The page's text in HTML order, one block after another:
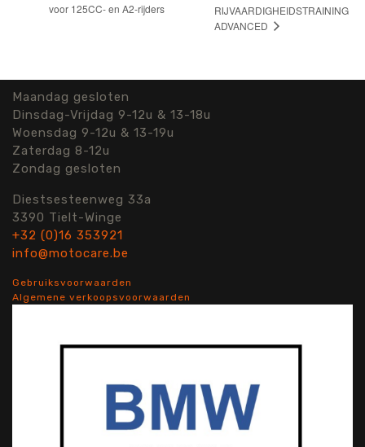
voor 125CC- en A2-rijders
RIJVAARDIGHEIDSTRAINING
ADVANCED
Maandag gesloten
Dinsdag-Vrijdag 9-12u & 13-18u
Woensdag 9-12u & 13-19u
Zaterdag 8-12u
Zondag gesloten
Diestsesteenweg 33a
3390 Tielt-Winge
+32 (0)16 353921
info@motocare.be
Gebruiksvoorwaarden
Algemene verkoopsvoorwaarden